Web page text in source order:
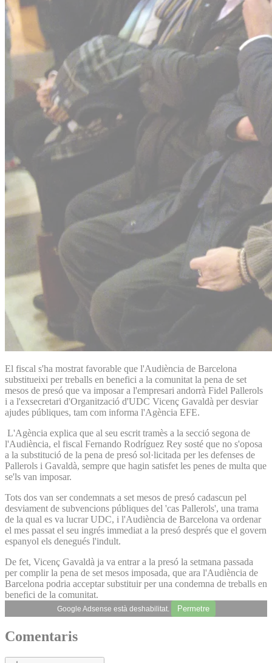
El fiscal s'ha mostrat favorable que l'Audiència de Barcelona
substitueixi per treballs en benefici a la comunitat la pena de set
mesos de presó que va imposar a l'empresari andorrà Fidel Pallerols
i a l'exsecretari d'Organització d'UDC Vicenç Gavaldà per desviar
ajudes públiques, tam com informa l'Agència EFE.
L'Agència explica que al seu escrit tramès a la secció segona de
l'Audiència, el fiscal Fernando Rodríguez Rey sosté que no s'oposa
a la substitució de la pena de presó sol·licitada per les defenses de
Pallerols i Gavaldà, sempre que hagin satisfet les penes de multa que
se'ls van imposar.
Tots dos van ser condemnats a set mesos de presó cadascun pel
desviament de subvencions públiques del 'cas Pallerols', una trama
de la qual es va lucrar UDC, i l'Audiència de Barcelona va ordenar
el mes passat el seu ingrés immediat a la presó després que el govern
espanyol els denegués l'indult.
De fet, Vicenç Gavaldà ja va entrar a la presó la setmana passada
per complir la pena de set mesos imposada, que ara l'Audiència de
Barcelona podria acceptar substituir per una condemna de treballs en
benefici de la comunitat.
Google Adsense està deshabilitat. Permetre
Comentaris